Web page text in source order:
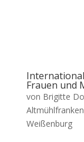
Frauen und
von Brigitte
Altmühlfranken
Weißenburg